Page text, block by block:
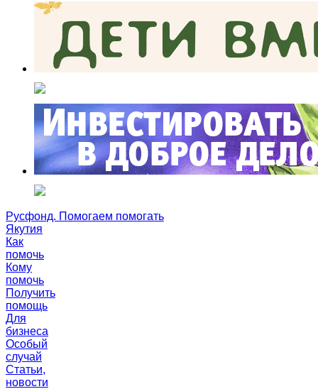
Русфонд. Помогаем помогать
Якутия
Как
помочь
Кому
помочь
Получить
помощь
Для
бизнеса
Особый
случай
Статьи,
новости